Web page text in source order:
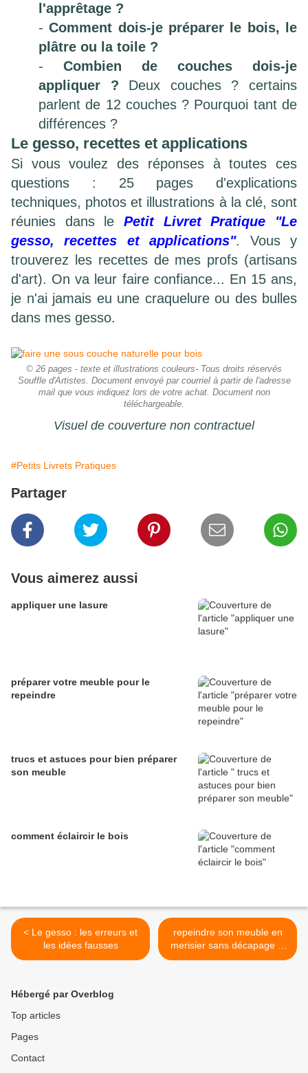
l'apprêtage ?
- Comment dois-je préparer le bois, le
plâtre ou la toile ?
- Combien de couches dois-je
appliquer ? Deux couches ? certains
parlent de 12 couches ? Pourquoi tant de
différences ?
Le gesso, recettes et applications
Si vous voulez des réponses à toutes ces
questions : 25 pages d'explications
techniques, photos et illustrations à la clé, sont
réunies dans le Petit Livret Pratique "Le
gesso, recettes et applications". Vous y
trouverez les recettes de mes profs (artisans
d'art). On va leur faire confiance... En 15 ans,
je n'ai jamais eu une craquelure ou des bulles
dans mes gesso.
© 26 pages - texte et illustrations couleurs- Tous droits réservés
Souffle d'Artistes. Document envoyé par courriel à partir de l'adresse
mail que vous indiquez lors de votre achat. Document non
téléchargeable.
Visuel de couverture non contractuel
#Petits Livrets Pratiques
Partager
Vous aimerez aussi
appliquer une lasure
préparer votre meuble pour le
repeindre
trucs et astuces pour bien préparer
son meuble
comment éclaircir le bois
< Le gesso : les erreurs et
les idées fausses
repeindre son meuble en
merisier sans décapage ni
ponçage >
Hébergé par Overblog
Top articles
Pages
Contact